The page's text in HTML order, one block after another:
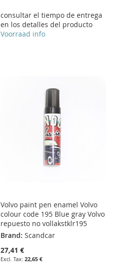
consultar el tiempo de entrega
en los detalles del producto
Voorraad info
Volvo paint pen enamel Volvo
colour code 195 Blue gray Volvo
repuesto no vollakstklr195
Brand: Scandcar
27,41 €
22,65 €